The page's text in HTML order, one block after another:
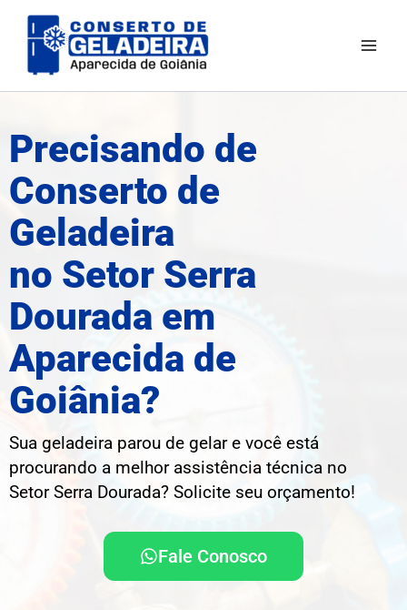
para
Precisando de
Conserto de
Geladeira
no Setor Serra
Dourada em
Aparecida de
Goiânia?
Sua geladeira parou de gelar e você está
procurando a melhor assistência técnica no
Setor Serra Dourada? Solicite seu orçamento!
Fale Conosco